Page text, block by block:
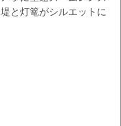
と灯篭がシルエットに